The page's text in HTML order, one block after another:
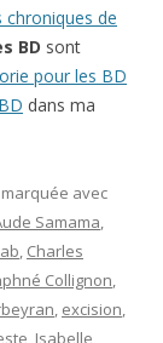
chroniques de
BD sont
pour les BD
dans ma
marquée avec
Samama,
, Charles
Collignon,
, excision,
Isabelle